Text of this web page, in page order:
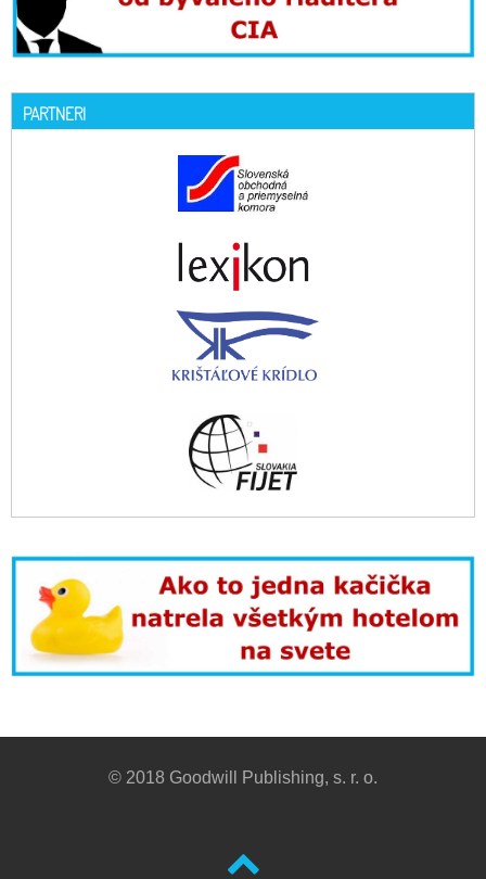
PARTNERI
© 2018 Goodwill Publishing, s. r. o.